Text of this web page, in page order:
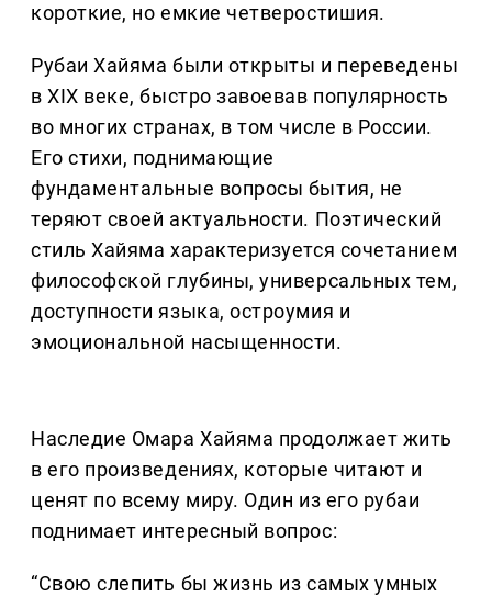
короткие, но емкие четверостишия.
Рубаи Хайяма были открыты и переведены
в XIX веке, быстро завоевав популярность
во многих странах, в том числе в России.
Его стихи, поднимающие
фундаментальные вопросы бытия, не
теряют своей актуальности. Поэтический
стиль Хайяма характеризуется сочетанием
философской глубины, универсальных тем,
доступности языка, остроумия и
эмоциональной насыщенности.
Наследие Омара Хайяма продолжает жить
в его произведениях, которые читают и
ценят по всему миру. Один из его рубаи
поднимает интересный вопрос:
“Свою слепить бы жизнь из самых умных